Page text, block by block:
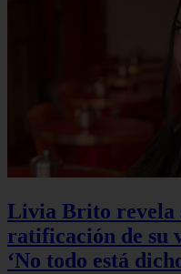
Livia Brito revela
ratificación de su
‘No todo está